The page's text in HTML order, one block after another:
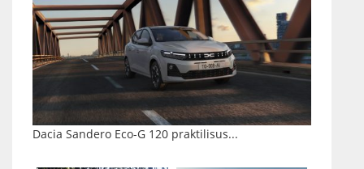
Dacia Sandero Eco-G 120 praktilisus...